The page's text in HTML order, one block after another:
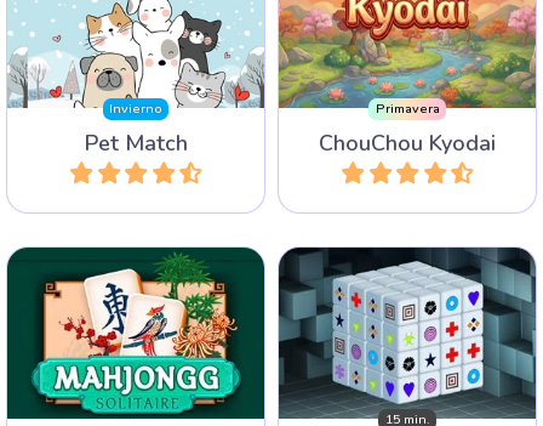
Invierno
Pet Match
Jugar
Primavera
ChouChou Kyodai
Jugar
Mahjongg Solitaire
El tradicional juego de
Solitario Mahjong por
Arkadium.
Jugar
15 min.
Mahjong Dimensions - 15 minutos
3D: Mahjongg Dimensions,
esta versión tiene 15
minutos
Jugar